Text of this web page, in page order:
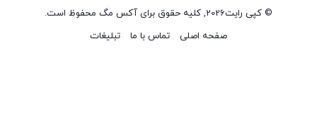
© کپی رایت2026, کلیه حقوق برای آکس مگ محفوظ است.
صفحه اصلی
تماس با ما تبلیغات